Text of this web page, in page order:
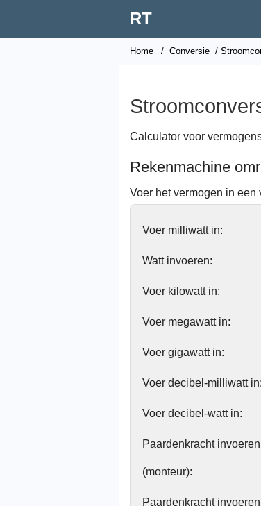
RT
Home / Conversie /
Calculator voor
Rekenmachine
Voer het vermogen in
Voer milliwatt in:
Watt invoeren:
Voer kilowatt in:
Voer megawatt in:
Voer gigawatt in:
Voer decibel-milliwatt in:
Voer decibel-watt in:
Paardenkracht invoeren
(monteur):
Paardenkracht invoeren